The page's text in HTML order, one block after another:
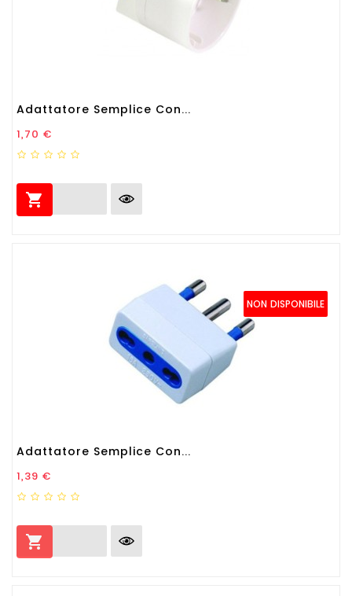
Adattatore Semplice Con...
Prezzo
1,70 €

NON DISPONIBILE
Adattatore Semplice Con...
Prezzo
1,39 €
